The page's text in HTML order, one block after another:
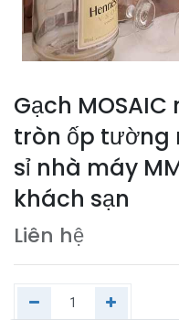
Gạch
tròn ốp tường
sỉ nhà máy
khách sạn
Liên hệ